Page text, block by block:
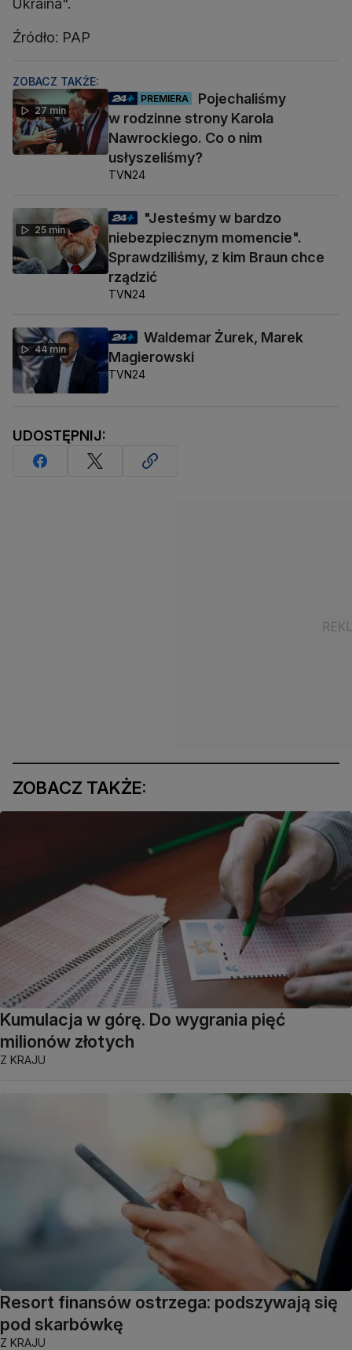
Ukraina".
Źródło: PAP
ZOBACZ TAKŻE:
27 min
PREMIERA
Pojechaliśmy
w rodzinne strony Karola
Nawrockiego. Co o nim
usłyszeliśmy?
TVN24
25 min
"Jesteśmy w bardzo
niebezpiecznym momencie".
Sprawdziliśmy, z kim Braun chce
rządzić
TVN24
44 min
Waldemar Żurek, Marek
Magierowski
TVN24
UDOSTĘPNIJ:
ZOBACZ TAKŻE:
Kumulacja w górę. Do wygrania pięć
milionów złotych
Z KRAJU
Resort finansów ostrzega: podszywają się
pod skarbówkę
Z KRAJU